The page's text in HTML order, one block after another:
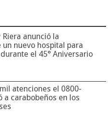
anunció la
nuevo hospital para
el 45° Aniversario
atenciones el 0800-
a carabobeños en los